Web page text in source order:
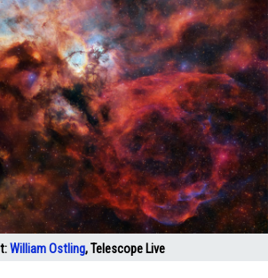
William Ostling, Telescope Live